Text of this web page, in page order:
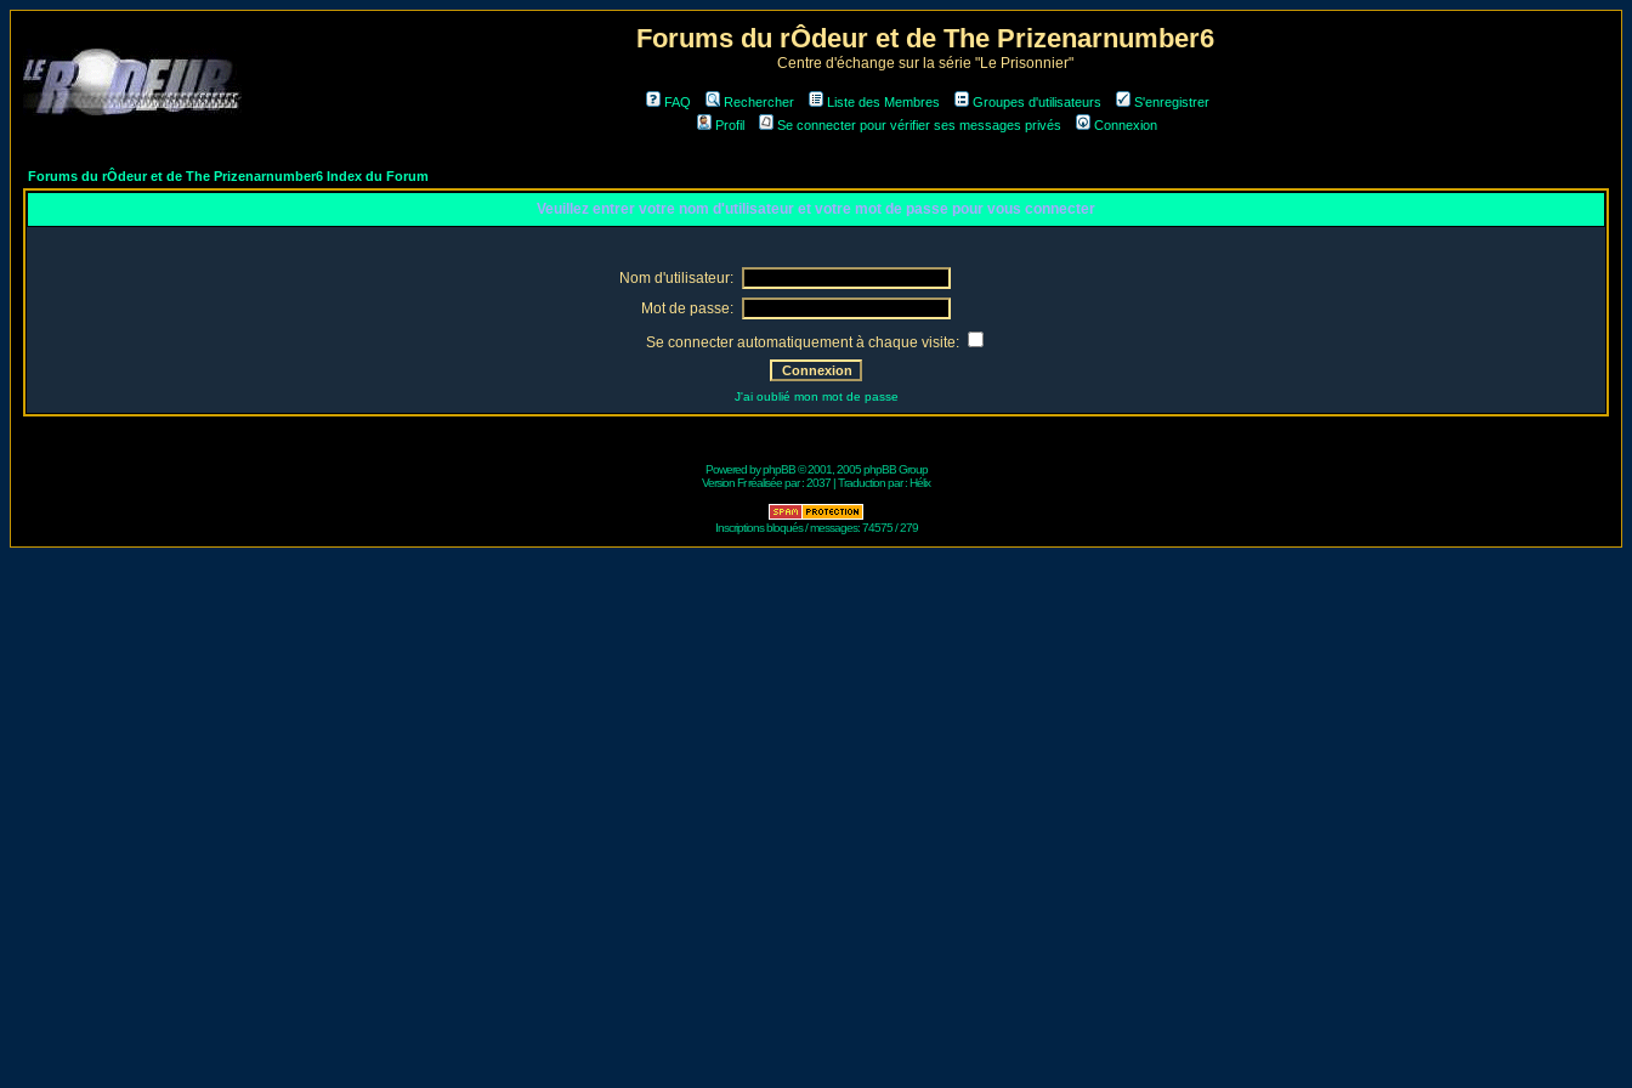
Forums du rÔdeur et de The Prizenarnumber6
Centre d'échange sur la série "Le Prisonnier"
FAQ Rechercher Liste des Membres Groupes d'utilisateurs
S'enregistrer
Profil
Se connecter pour vérifier ses messages privés Connexion
Forums du rÔdeur et de The Prizenarnumber6 Index du Forum
Veuillez entrer votre nom d'utilisateur et votre mot de passe pour vous connecter
Nom d'utilisateur:
Mot de passe:
Se connecter automatiquement à chaque visite:
J'ai oublié mon mot de passe
Powered byphpBB© 2001, 2005 phpBB Group
Version Fr réalisée par :2037 | Traduction par :Hélix
Inscriptions bloqués / messages: 74575 / 279